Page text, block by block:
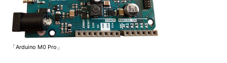
「Arduino M0 Pro」